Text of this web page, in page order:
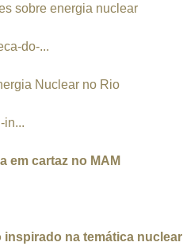
sobre energia nuclear
do-...
Nuclear no Rio
in...
em cartaz no MAM
na temática nuclear